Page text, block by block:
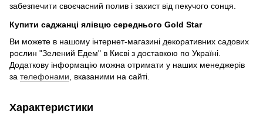
забезпечити своєчасний полив і захист від пекучого сонця.
Купити саджанці ялівцю середнього Gold Star
Ви можете в нашому інтернет-магазині декоративних садових
рослин "Зелений Едем" в Києві з доставкою по Україні.
Додаткову інформацію можна отримати у наших менеджерів
за телефонами , вказаними на сайті.
Характеристики